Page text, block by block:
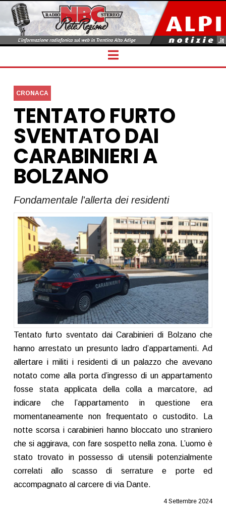
Navigation
CRONACA
TENTATO FURTO
SVENTATO DAI
CARABINIERI A
BOLZANO
Fondamentale l'allerta dei residenti
Tentato furto sventato dai Carabinieri di Bolzano che
hanno arrestato un presunto ladro d’appartamenti. Ad
allertare i militi i residenti di un palazzo che avevano
notato come alla porta d’ingresso di un appartamento
fosse stata applicata della colla a marcatore, ad
indicare che l’appartamento in questione era
momentaneamente non frequentato o custodito. La
notte scorsa i carabinieri hanno bloccato uno straniero
che si aggirava, con fare sospetto nella zona. L’uomo è
stato trovato in possesso di utensili potenzialmente
correlati allo scasso di serrature e porte ed
accompagnato al carcere di via Dante.
4 Settembre 2024